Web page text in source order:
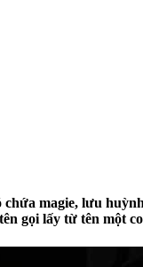
magie, lưu
gọi lấy từ tên một